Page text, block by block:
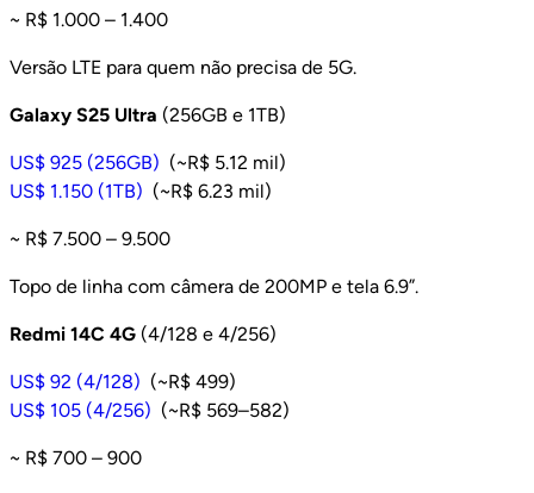
~ R$ 1.000 – 1.400
Versão LTE para quem não precisa de 5G.
Galaxy S25 Ultra (256GB e 1TB)
US$ 925 (256GB) (~R$ 5.12 mil)
US$ 1.150 (1TB) (~R$ 6.23 mil)
~ R$ 7.500 – 9.500
Topo de linha com câmera de 200MP e tela 6.9”.
Redmi 14C 4G (4/128 e 4/256)
US$ 92 (4/128) (~R$ 499)
US$ 105 (4/256) (~R$ 569–582)
~ R$ 700 – 900